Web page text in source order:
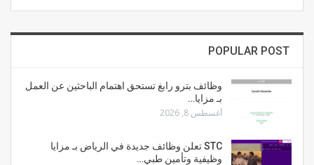
POPULAR POST
وظائف بترو رابغ تستحق اهتمام الباحثين عن العمل
بـ مزايا…
أغسطس 8, 2026
STC تعلن وظائف جديدة في الرياض بـ مزايا
وظيفية وتأمين طبي…